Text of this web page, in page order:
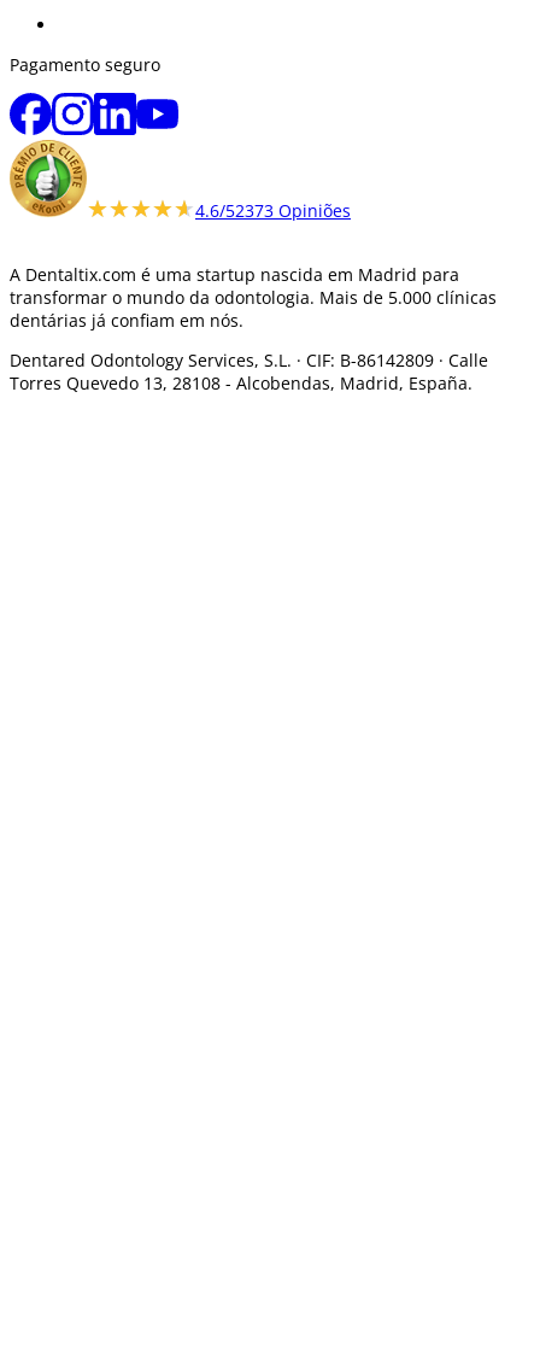
Pagamento seguro
★★★★★
★★★★★4.6/52373 Opiniões
A Dentaltix.com é uma startup nascida em Madrid para
transformar o mundo da odontologia. Mais de 5.000 clínicas
dentárias já confiam em nós.
Dentared Odontology Services, S.L. · CIF: B-86142809 · Calle
Torres Quevedo 13, 28108 - Alcobendas, Madrid, España.